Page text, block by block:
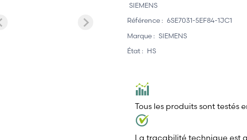
SIEMENS
Référence : 6SE7031-5EF84-1JC1
Marque : SIEMENS
État : HS
Tous les produits sont testés
La traçabilité technique est